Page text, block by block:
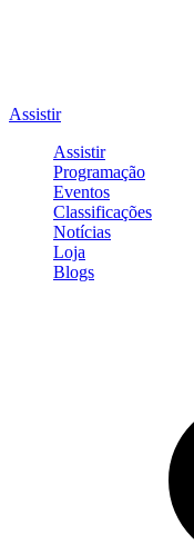
Assistir
Assistir
Programação
Eventos
Classificações
Notícias
Loja
Blogs